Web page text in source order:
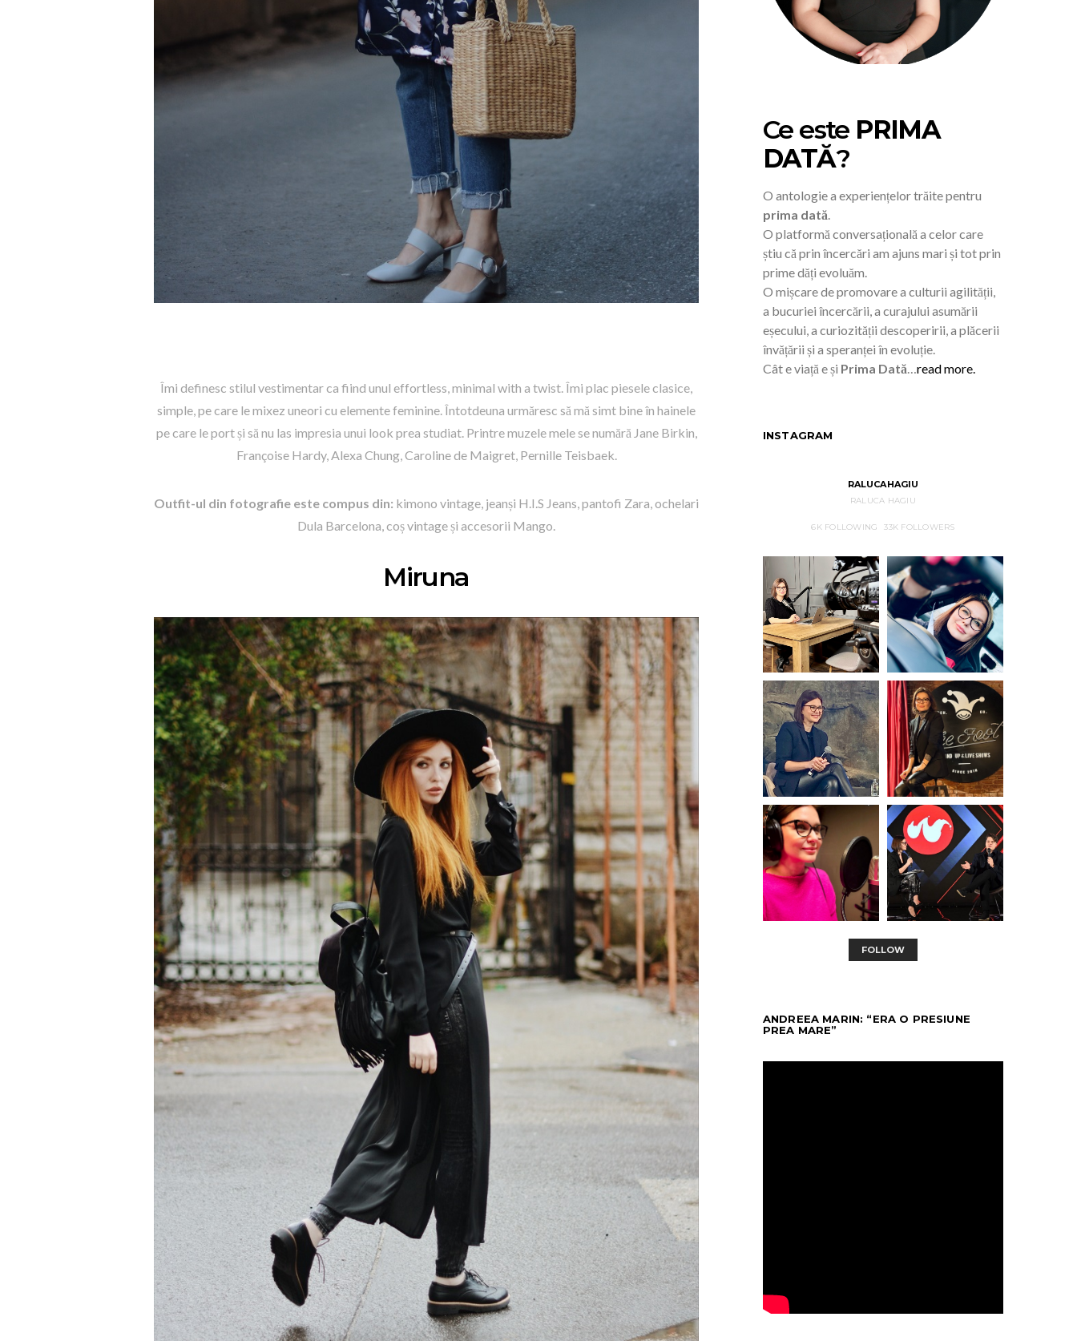
Îmi definesc stilul vestimentar ca fiind unul effortless, minimal with a twist. Îmi plac piesele clasice,
simple, pe care le mixez uneori cu elemente feminine. Întotdeuna urmăresc să mă simt bine în hainele
pe care le port și să nu las impresia unui look prea studiat. Printre muzele mele se numără Jane Birkin,
Françoise Hardy, Alexa Chung, Caroline de Maigret, Pernille Teisbaek.
Outfit-ul din fotografie este compus din: kimono vintage, jeanși H.I.S Jeans, pantofi Zara, ochelari
Dula Barcelona, coș vintage și accesorii Mango.
Miruna
Ce este PRIMA
DATĂ?
O antologie a experiențelor trăite pentru
prima dată.
O platformă conversațională a celor care
știu că prin încercări am ajuns mari și tot prin
prime dăți evoluăm.
O mișcare de promovare a culturii agilității,
a bucuriei încercării, a curajului asumării
eșecului, a curiozității descoperirii, a plăcerii
învățării și a speranței în evoluție.
Cât e viață e și Prima Dată…read more.
INSTAGRAM
RALUCAHAGIU
RALUCA HAGIU
6KFOLLOWING 33K FOLLOWERS
FOLLOW
ANDREEA MARIN: “ERA O PRESIUNE
PREA MARE”